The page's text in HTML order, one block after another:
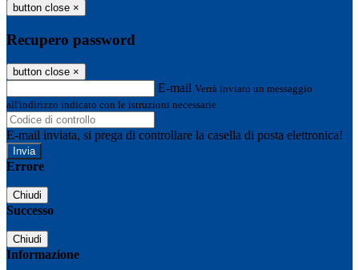
button close ×
Recupero password
button close ×
E-mail Verrà inviato un messaggio
all'indirizzo indicato con le istruzioni necessarie.
E-mail inviata, si prega di controllare la casella di posta elettronica!
Errore
Chiudi
Successo
Chiudi
Informazione